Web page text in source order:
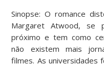
Sinopse: O romance
Margaret Atwood, se
próximo e tem como
não existem mais
filmes. As universidades